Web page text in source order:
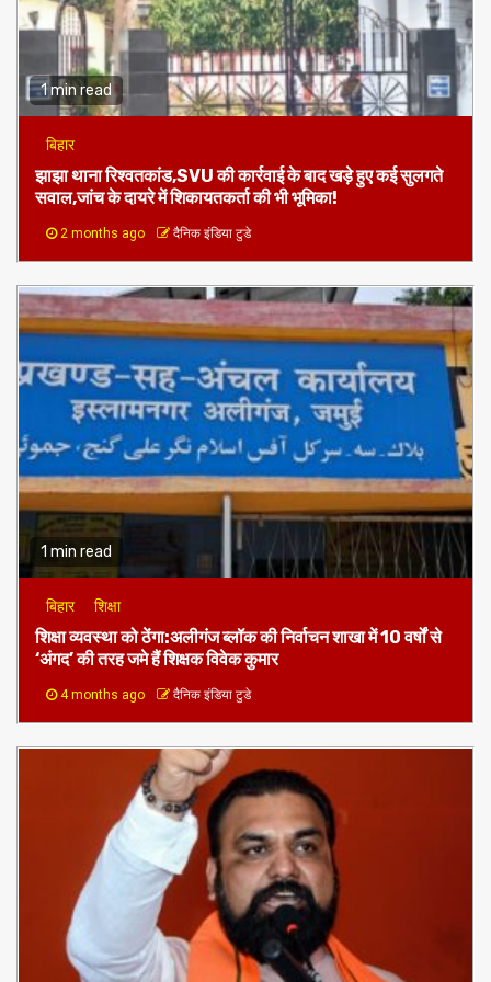
1 min read
बिहार
झाझा थाना रिश्वतकांड,SVU की कार्रवाई के बाद खड़े हुए कई सुलगते
सवाल,जांच के दायरे में शिकायतकर्ता की भी भूमिका!
2 months ago दैनिक इंडिया टुडे
1 min read
बिहार शिक्षा
शिक्षा व्यवस्था को ठेंगा:अलीगंज ब्लॉक की निर्वाचन शाखा में 10 वर्षों से
‘अंगद’ की तरह जमे हैं शिक्षक विवेक कुमार
4 months ago दैनिक इंडिया टुडे